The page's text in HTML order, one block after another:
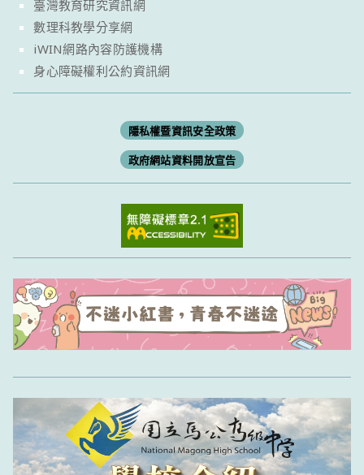
臺灣教育研究資訊網
數理科教學分享網
iWIN網路內容防護機構
身心障礙權利公約資訊網
隱私權暨資訊安全政策
政府網站資料開放宣告